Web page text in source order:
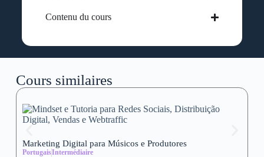
Contenu du cours
Cours similaires
Marketing Digital para Músicos e Produtores
PortugaisIntermédiaire